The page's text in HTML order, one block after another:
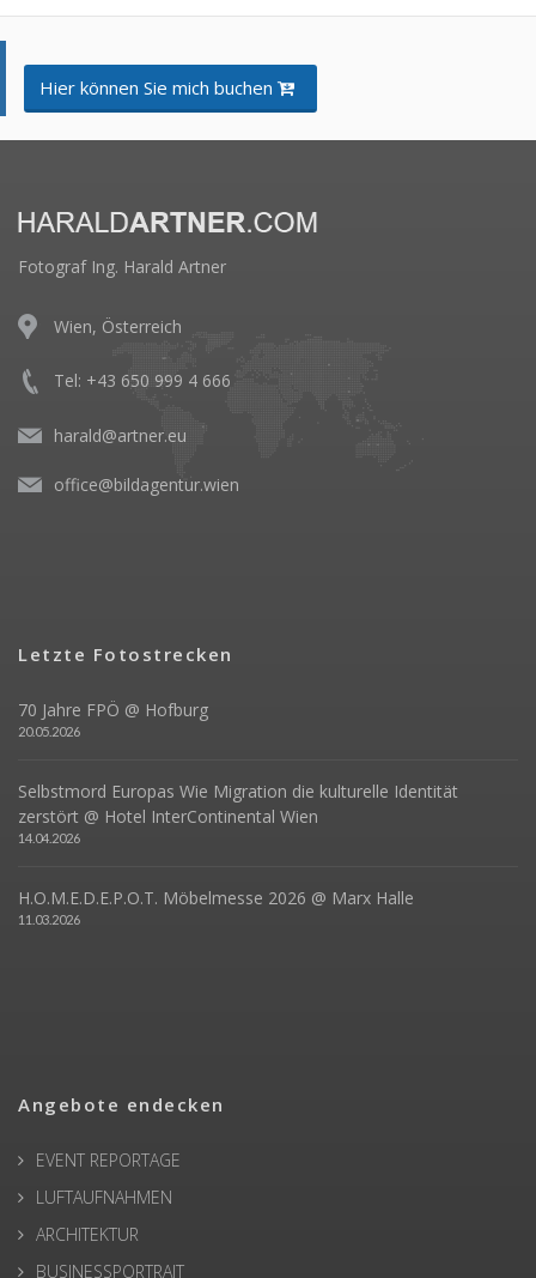
Hier können Sie mich buchen
Fotograf Ing. Harald Artner
Wien, Österreich
Tel: +43 650 999 4 666
harald@artner.eu
office@bildagentur.wien
Letzte Fotostrecken
70 Jahre FPÖ @ Hofburg
20.05.2026
Selbstmord Europas Wie Migration die kulturelle Identität
zerstört @ Hotel InterContinental Wien
14.04.2026
H.O.M.E.D.E.P.O.T. Möbelmesse 2026 @ Marx Halle
11.03.2026
Angebote endecken
EVENT REPORTAGE
LUFTAUFNAHMEN
ARCHITEKTUR
BUSINESSPORTRAIT